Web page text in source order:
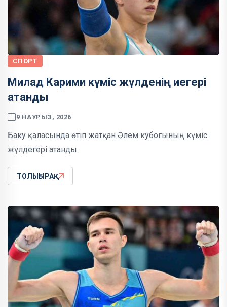
СПОРТ
Милад Карими күміс жүлденің иегері
атанды
9 НАУРЫЗ, 2026
Баку қаласында өтіп жатқан Әлем кубогының күміс
жүлдегері атанды.
ТОЛЫҒЫРАҚ